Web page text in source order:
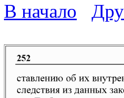
В начало